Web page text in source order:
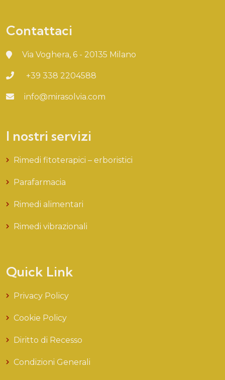
Contattaci
Via Voghera, 6 - 20135 Milano
+39 338 2204588
info@mirasolvia.com
I nostri servizi
Rimedi fitoterapici – erboristici
Parafarmacia
Rimedi alimentari
Rimedi vibrazionali
Quick Link
Privacy Policy
Cookie Policy
Diritto di Recesso
Condizioni Generali